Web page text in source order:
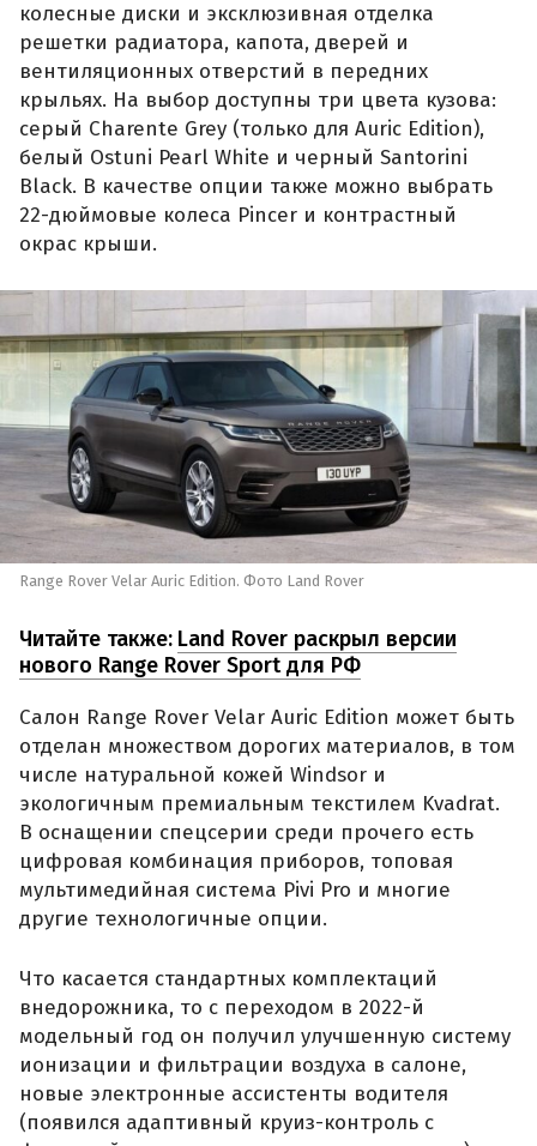
колесные диски и эксклюзивная отделка
решетки радиатора, капота, дверей и
вентиляционных отверстий в передних
крыльях. На выбор доступны три цвета кузова:
серый Charente Grey (только для Auric Edition),
белый Ostuni Pearl White и черный Santorini
Black. В качестве опции также можно выбрать
22-дюймовые колеса Pincer и контрастный
окрас крыши.
Range Rover Velar Auric Edition. Фото Land Rover
Читайте также: Land Rover раскрыл версии
нового Range Rover Sport для РФ
Салон Range Rover Velar Auric Edition может быть
отделан множеством дорогих материалов, в том
числе натуральной кожей Windsor и
экологичным премиальным текстилем Kvadrat.
В оснащении спецсерии среди прочего есть
цифровая комбинация приборов, топовая
мультимедийная система Pivi Pro и многие
другие технологичные опции.
Что касается стандартных комплектаций
внедорожника, то с переходом в 2022-й
модельный год он получил улучшенную систему
ионизации и фильтрации воздуха в салоне,
новые электронные ассистенты водителя
(появился адаптивный круиз-контроль с